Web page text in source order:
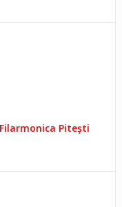
Pitești